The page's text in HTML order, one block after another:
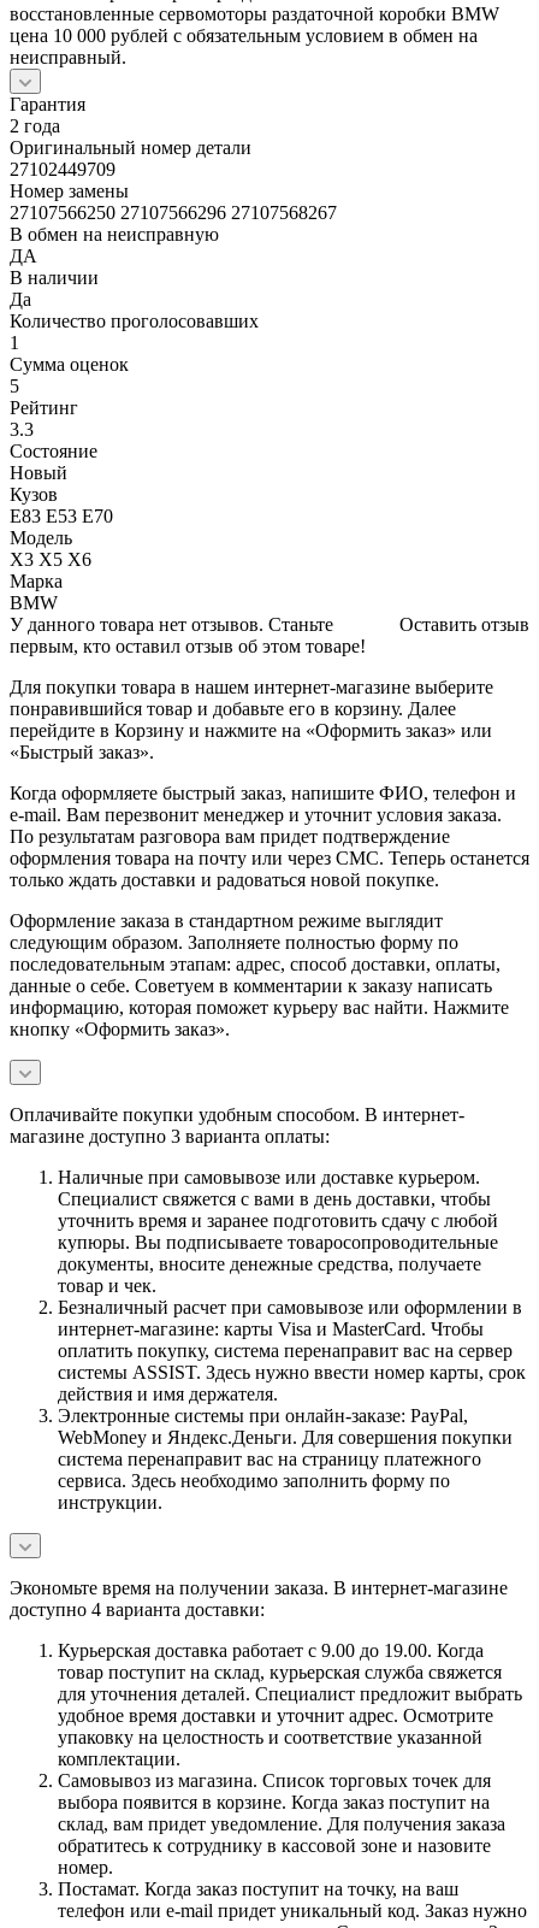
восстановленные сервомоторы раздаточной коробки BMW
цена 10 000 рублей с обязательным условием в обмен на
неисправный.
Гарантия
2 года
Оригинальный номер детали
27102449709
Номер замены
27107566250 27107566296 27107568267
В обмен на неисправную
ДА
В наличии
Да
Количество проголосовавших
1
Сумма оценок
5
Рейтинг
3.3
Состояние
Новый
Кузов
Е83 Е53 Е70
Модель
X3 X5 X6
Марка
BMW
Оставить отзыв
У данного товара нет отзывов. Станьте
первым, кто оставил отзыв об этом товаре!
Для покупки товара в нашем интернет-магазине выберите
понравившийся товар и добавьте его в корзину. Далее
перейдите в Корзину и нажмите на «Оформить заказ» или
«Быстрый заказ».
Когда оформляете быстрый заказ, напишите ФИО, телефон и
e-mail. Вам перезвонит менеджер и уточнит условия заказа.
По результатам разговора вам придет подтверждение
оформления товара на почту или через СМС. Теперь останется
только ждать доставки и радоваться новой покупке.
Оформление заказа в стандартном режиме выглядит
следующим образом. Заполняете полностью форму по
последовательным этапам: адрес, способ доставки, оплаты,
данные о себе. Советуем в комментарии к заказу написать
информацию, которая поможет курьеру вас найти. Нажмите
кнопку «Оформить заказ».
Оплачивайте покупки удобным способом. В интернет-
магазине доступно 3 варианта оплаты:
Наличные при самовывозе или доставке курьером.
Специалист свяжется с вами в день доставки, чтобы
уточнить время и заранее подготовить сдачу с любой
купюры. Вы подписываете товаросопроводительные
документы, вносите денежные средства, получаете
товар и чек.
Безналичный расчет при самовывозе или оформлении в
интернет-магазине: карты Visa и MasterCard. Чтобы
оплатить покупку, система перенаправит вас на сервер
системы ASSIST. Здесь нужно ввести номер карты, срок
действия и имя держателя.
Электронные системы при онлайн-заказе: PayPal,
WebMoney и Яндекс.Деньги. Для совершения покупки
система перенаправит вас на страницу платежного
сервиса. Здесь необходимо заполнить форму по
инструкции.
Экономьте время на получении заказа. В интернет-магазине
доступно 4 варианта доставки:
Курьерская доставка работает с 9.00 до 19.00. Когда
товар поступит на склад, курьерская служба свяжется
для уточнения деталей. Специалист предложит выбрать
удобное время доставки и уточнит адрес. Осмотрите
упаковку на целостность и соответствие указанной
комплектации.
Самовывоз из магазина. Список торговых точек для
выбора появится в корзине. Когда заказ поступит на
склад, вам придет уведомление. Для получения заказа
обратитесь к сотруднику в кассовой зоне и назовите
номер.
Постамат. Когда заказ поступит на точку, на ваш
телефон или e-mail придет уникальный код. Заказ нужно